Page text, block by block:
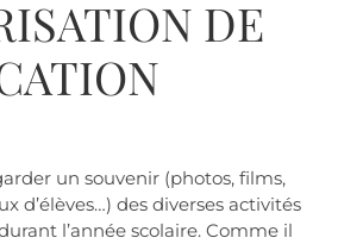
DE
un souvenir (photos, films,
d’élèves…) des diverses activités
l’année scolaire. Comme il